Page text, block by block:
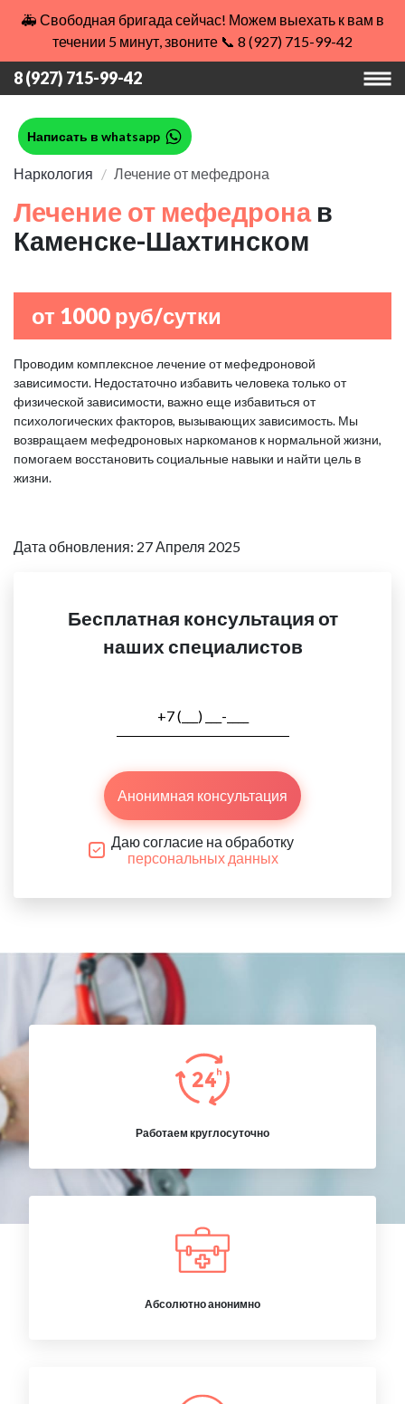
🚑 Свободная бригада сейчас! Можем выехать к вам в
течении 5 минут, звоните 📞 8 (927) 715-99-42
8 (927) 715-99-42
Написать в whatsapp
Наркология Лечение от мефедрона
Лечение от мефедрона в
Каменске-Шахтинском
от 1000 руб/сутки
Проводим комплексное лечение от мефедроновой
зависимости. Недостаточно избавить человека только от
физической зависимости, важно еще избавиться от
психологических факторов, вызывающих зависимость. Мы
возвращаем мефедроновых наркоманов к нормальной жизни,
помогаем восстановить социальные навыки и найти цель в
жизни.
Дата обновления: 27 Апреля 2025
Бесплатная консультация от
наших специалистов
Анонимная консультация
Даю согласие на обработку
персональных данных
Работаем круглосуточно
Абсолютно анонимно